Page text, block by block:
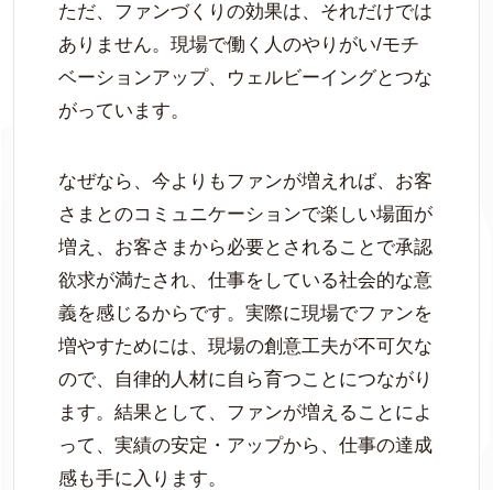
ただ、ファンづくりの効果は、それだけでは
ありません。現場で働く人のやりがい/モチ
ベーションアップ、ウェルビーイングとつな
がっています。
なぜなら、今よりもファンが増えれば、お客
さまとのコミュニケーションで楽しい場面が
増え、お客さまから必要とされることで承認
欲求が満たされ、仕事をしている社会的な意
義を感じるからです。実際に現場でファンを
増やすためには、現場の創意工夫が不可欠な
ので、自律的人材に自ら育つことにつながり
ます。結果として、ファンが増えることによ
って、実績の安定・アップから、仕事の達成
感も手に入ります。